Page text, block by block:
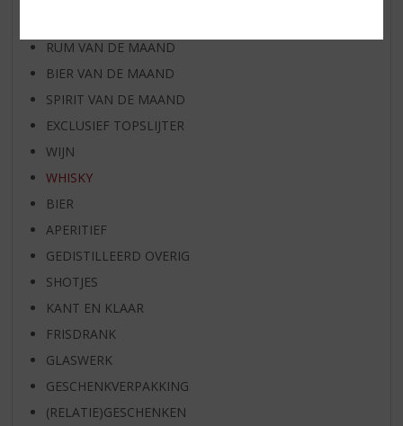
RUM VAN DE MAAND
BIER VAN DE MAAND
SPIRIT VAN DE MAAND
EXCLUSIEF TOPSLIJTER
WIJN
WHISKY
BIER
APERITIEF
GEDISTILLEERD OVERIG
SHOTJES
KANT EN KLAAR
FRISDRANK
GLASWERK
GESCHENKVERPAKKING
(RELATIE)GESCHENKEN